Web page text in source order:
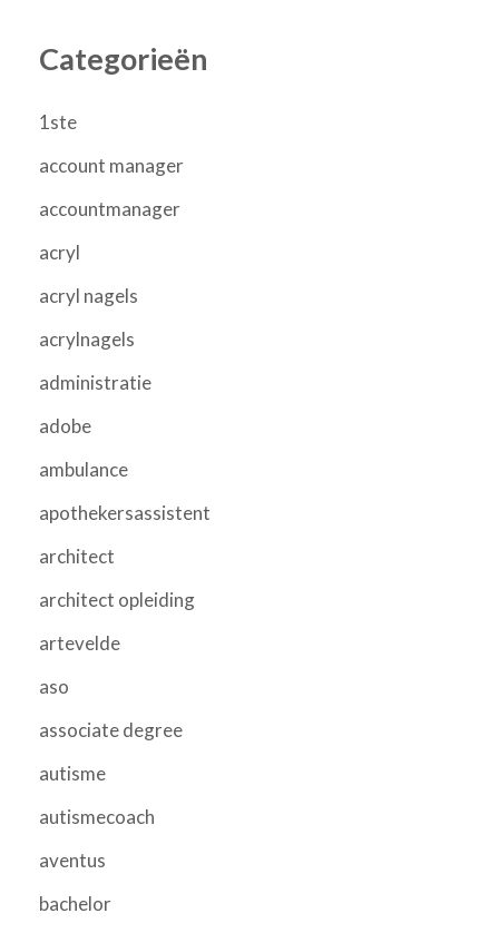
Categorieën
1ste
account manager
accountmanager
acryl
acryl nagels
acrylnagels
administratie
adobe
ambulance
apothekersassistent
architect
architect opleiding
artevelde
aso
associate degree
autisme
autismecoach
aventus
bachelor